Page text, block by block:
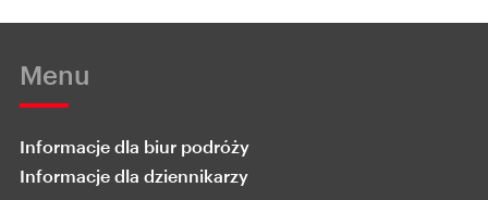
Menu
Informacje dla biur podróży
Informacje dla dziennikarzy